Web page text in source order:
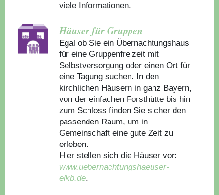
viele Informationen.
Häuser für Gruppen
Egal ob Sie ein Übernachtungshaus
für eine Gruppenfreizeit mit
Selbstversorgung oder einen Ort für
eine Tagung suchen. In den
kirchlichen Häusern in ganz Bayern,
von der einfachen Forsthütte bis hin
zum Schloss finden Sie sicher den
passenden Raum, um in
Gemeinschaft eine gute Zeit zu
erleben.
Hier stellen sich die Häuser vor:
www.uebernachtungshaeuser-
elkb.de.